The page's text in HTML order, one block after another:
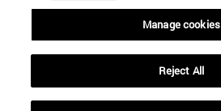
Manage cookies
Reject All